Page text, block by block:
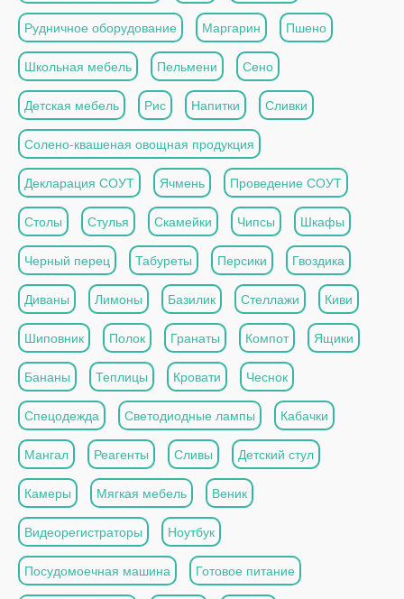
Рудничное оборудование Маргарин Пшено
Школьная мебель Пельмени Сено
Детская мебель Рис Напитки Сливки
Солено-квашеная овощная продукция
Декларация СОУТ Ячмень Проведение СОУТ
Столы Стулья Скамейки Чипсы Шкафы
Черный перец Табуреты Персики Гвоздика
Диваны Лимоны Базилик Стеллажи Киви
Шиповник Полок Гранаты Компот Ящики
Бананы Теплицы Кровати Чеснок
Спецодежда Светодиодные лампы Кабачки
Мангал Реагенты Сливы Детский стул
Камеры Мягкая мебель Веник
Видеорегистраторы Ноутбук
Посудомоечная машина Готовое питание